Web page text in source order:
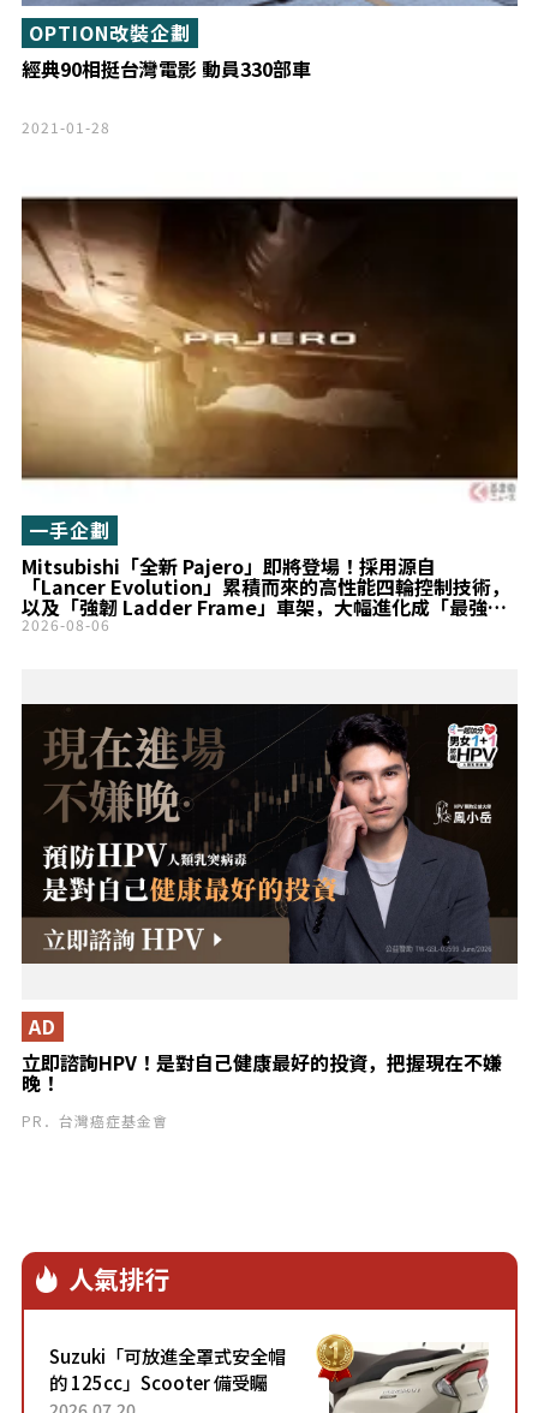
經典90相挺台灣電影 動員330部車
OPTION改裝企劃
2021-01-28
Mitsubishi「全新 Pajero」即將登場！採用源自
「Lancer Evolution」累積而來的高性能四輪控制技術，
以及「強韌 Ladder Frame」車架，大幅進化成「最強
SUV」！全新「Mitsubishi 代表車款」Teaser Site 更
一手企劃
2026-08-06
立即諮詢HPV！是對自己健康最好的投資，把握現在不嫌
晚！
AD
PR．台灣癌症基金會
人氣排行
Suzuki「可放進全罩式安全帽
的 125cc」Scooter 備受矚